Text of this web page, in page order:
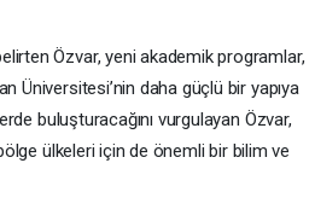
Özvar, yeni akademik programlar,
Üniversitesi’nin daha güçlü bir yapıya
buluşturacağını vurgulayan Özvar,
ülkeleri için de önemli bir bilim ve